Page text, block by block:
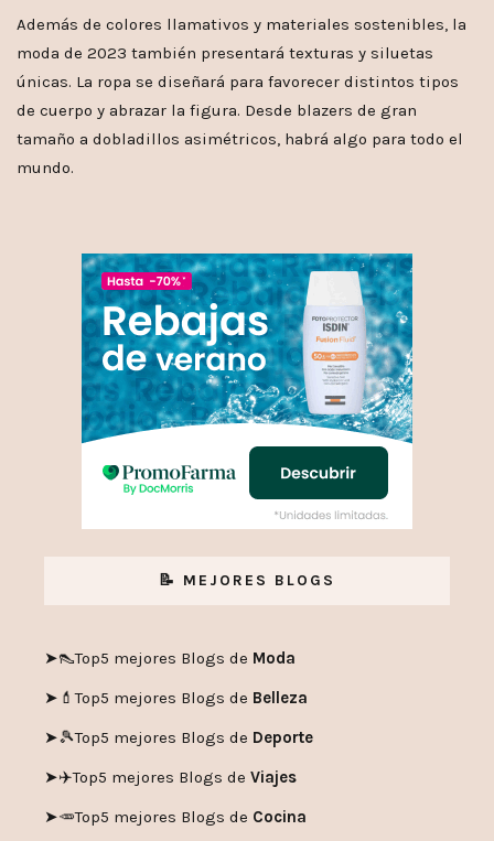
Además de colores llamativos y materiales sostenibles, la
moda de 2023 también presentará texturas y siluetas
únicas. La ropa se diseñará para favorecer distintos tipos
de cuerpo y abrazar la figura. Desde blazers de gran
tamaño a dobladillos asimétricos, habrá algo para todo el
mundo.
📝 MEJORES BLOGS
➤👠Top5 mejores Blogs de Moda
➤💄Top5 mejores Blogs de Belleza
➤🎾Top5 mejores Blogs de Deporte
➤✈️Top5 mejores Blogs de Viajes
➤🥕Top5 mejores Blogs de Cocina